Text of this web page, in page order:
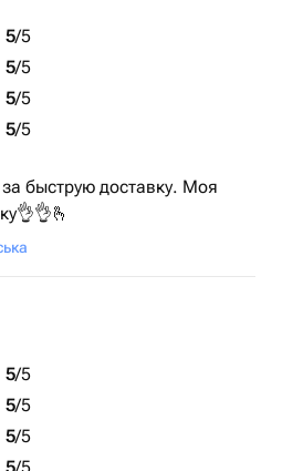
5/5
5/5
5/5
5/5
быструю доставку. Моя
5/5
5/5
5/5